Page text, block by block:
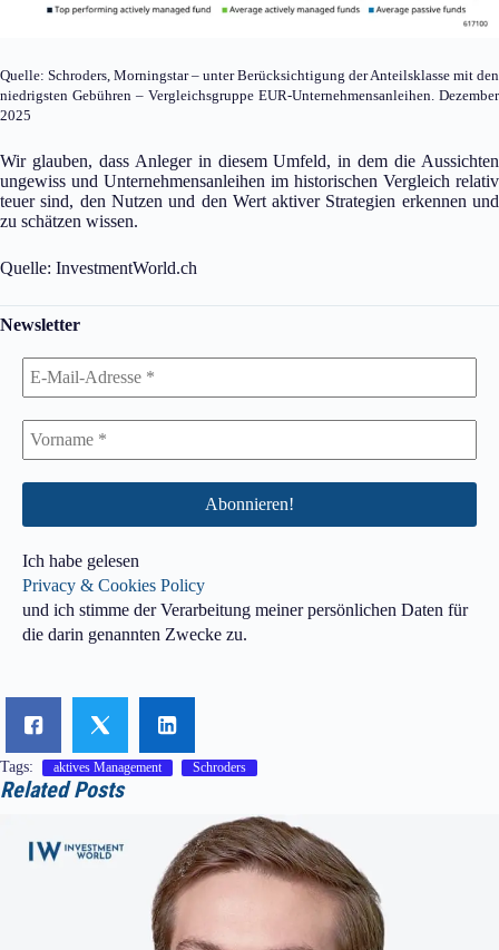
Quelle: Schroders, Morningstar – unter Berücksichtigung der Anteilsklasse mit den
niedrigsten Gebühren – Vergleichsgruppe EUR-Unternehmensanleihen. Dezember
2025
Wir glauben, dass Anleger in diesem Umfeld, in dem die Aussichten
ungewiss und Unternehmensanleihen im historischen Vergleich relativ
teuer sind, den Nutzen und den Wert aktiver Strategien erkennen und
zu schätzen wissen.
Quelle: InvestmentWorld.ch
Newsletter
Ich habe gelesen
Privacy & Cookies Policy
und ich stimme der Verarbeitung meiner persönlichen Daten für
die darin genannten Zwecke zu.
Tags: aktives Management Schroders
Related Posts